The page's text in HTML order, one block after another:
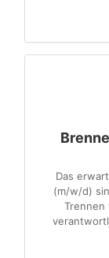
Das
(m/w/d)
Trennen